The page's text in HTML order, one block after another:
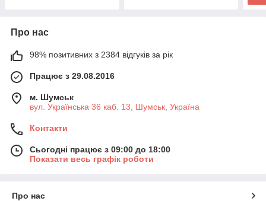
Про нас
98% позитивних з 2384 відгуків за рік
Працює з 29.08.2016
м. Шумськ
вул. Українська 36 каб. 13, Шумськ, Україна
Контакти
Сьогодні працює з 09:00 до 18:00
Показати весь графік роботи
Про нас